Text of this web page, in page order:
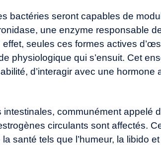
bactéries seront capables de
une enzyme responsable
seules ces formes actives
physiologique qui s’ensuit. Cet
d’interagir avec une
communément appelé
circulants sont affectés.
santé tels que l’humeur, la libido